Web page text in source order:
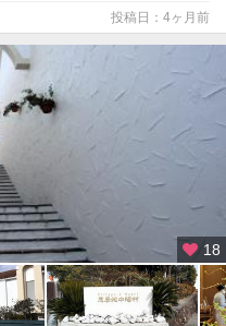
投稿日：4ヶ月前
18